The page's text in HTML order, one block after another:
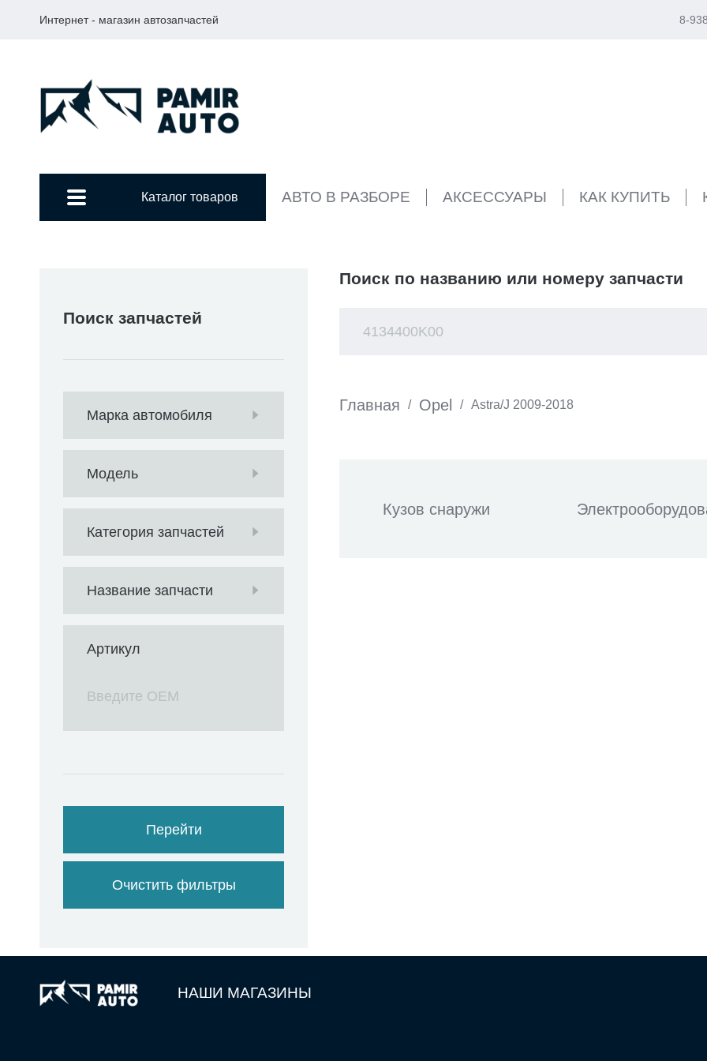
Интернет - магазин автозапчастей 8-
Каталог товаров АВТО В РАЗБОРЕ АКСЕССУАРЫ КАК КУПИТЬ
Поиск запчастей
Марка автомобиля
Модель
Категория запчастей
Название запчасти
Артикул
Перейти
Очистить фильтры
Поиск по названию или номеру запчасти
Главная / Opel / Astra/J 2009-2018
Кузов снаружи
НАШИ МАГАЗИНЫ